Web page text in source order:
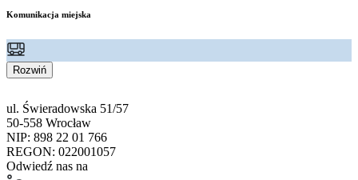
Komunikacja miejska
Rozwiń
ul. Świeradowska 51/57
50-558 Wrocław
NIP: 898 22 01 766
REGON: 022001057
Odwiedź nas na